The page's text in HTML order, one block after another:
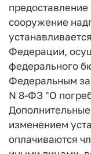
сооружение
Федерации,
федерального
Федеральным
N 8-ФЗ "О
изменением
оплачиваются